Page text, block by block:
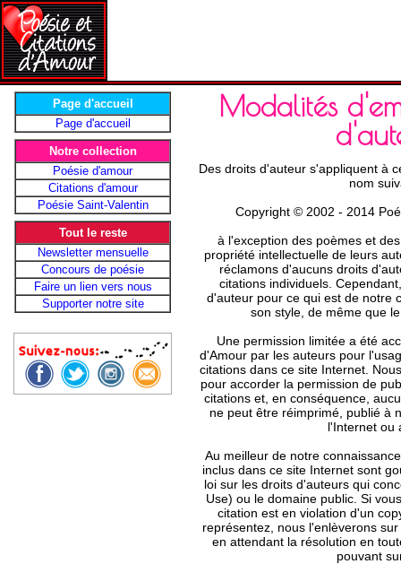
Page d'accueil
Page d'accueil
Notre collection
Poésie d'amour
Citations d'amour
Poésie Saint-Valentin
Tout le reste
Newsletter mensuelle
Concours de poésie
Faire un lien vers nous
Supporter notre site
Modalités
Des droits d'auteur s'appliquent à
nom
Copyright © 2002 - 2014
à l'exception des poèmes et
propriété intellectuelle de leurs
réclamons d'aucuns droits
citations individuels.
d'auteur pour ce qui est de notre
son style, de même que
Une permission limitée a été
d'Amour par les auteurs pour
citations dans ce site Internet.
pour accorder la permission de
citations et, en conséquence,
ne peut être réimprimé, publié à
l'Internet ou
Au meilleur de notre
inclus dans ce site Internet sont
loi sur les droits d'auteurs qui
Use) ou le domaine public. Si
citation est en violation d'un
représentez, nous l'enlèverons
en attendant la résolution en
pouvant